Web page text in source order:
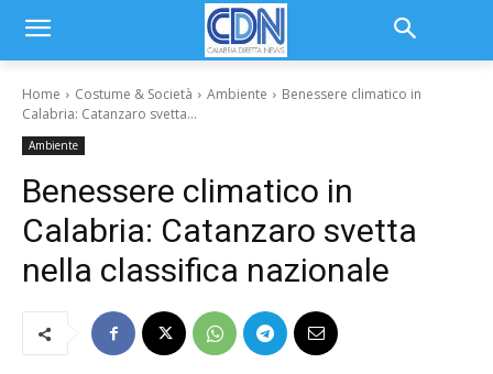
Home Costume & Società Ambiente
Benessere climatico in
Calabria: Catanzaro svetta...
Ambiente
Benessere climatico in
Calabria: Catanzaro svetta
nella classifica nazionale